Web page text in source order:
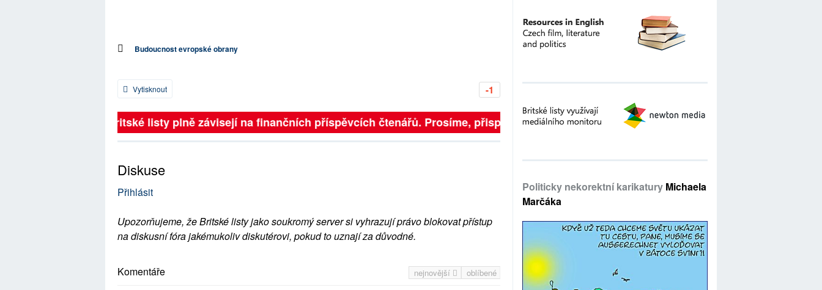
Budoucnost evropské obrany
-1
Vytisknout
Britské listy plně závisejí na finančních příspěvcích čtenářů. Prosíme, přispějte. ➥
Diskuse
Přihlásit
Upozorňujeme, že Britské listy jako soukromý server si vyhrazují právo blokovat přístup
na diskusní fóra jakémukoliv diskutérovi, pokud to uznají za důvodné.
nejnovější oblíbené
Komentáře
Politicky nekorektní karikatury Michaela
Marčáka